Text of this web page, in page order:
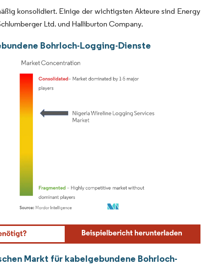
konsolidiert. Einige der wichtigsten Akteure sind Energy
Ltd. und Halliburton Company.
Bohrloch-Logging-Dienste
Intelligence. Wiederverwendung erfordert Namensnennung gemäß CC BY 4.0.
Markt für kabelgebundene Bohrloch-